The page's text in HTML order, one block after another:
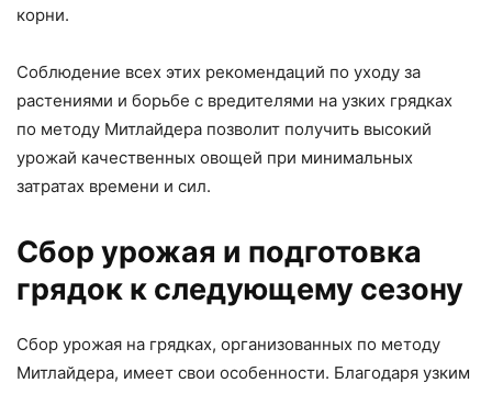
корни.
Соблюдение всех этих рекомендаций по уходу за
растениями и борьбе с вредителями на узких грядках
по методу Митлайдера позволит получить высокий
урожай качественных овощей при минимальных
затратах времени и сил.
Сбор урожая и подготовка
грядок к следующему сезону
Сбор урожая на грядках, организованных по методу
Митлайдера, имеет свои особенности. Благодаря узким